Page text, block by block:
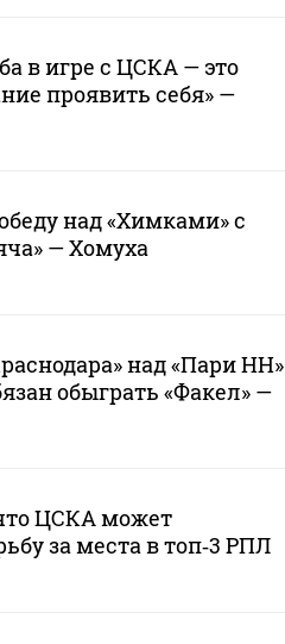
в игре с ЦСКА — это
проявить себя» —
над «Химками» с
— Хомуха
над «Пари НН»
обыграть «Факел» —
ЦСКА может
за места в топ‑3 РПЛ